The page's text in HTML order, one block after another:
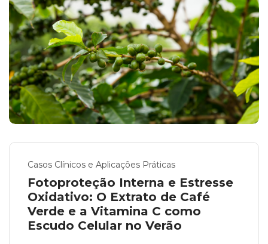
Casos Clínicos e Aplicações Práticas
Fotoproteção Interna e Estresse
Oxidativo: O Extrato de Café
Verde e a Vitamina C como
Escudo Celular no Verão